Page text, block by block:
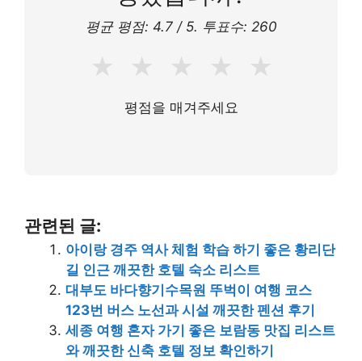
평균 평점: 4.7/ 5. 투표수: 260
★ ★ ★ ★ ★
평점을 매겨주세요
관련된 글:
아이랑 경주 역사 체험 학습 하기 좋은 황리단
길 인근 깨끗한 호텔 숙소 리스트
대부도 바다향기수목원 뚜벅이 여행 코스
123번 버스 노선과 시설 깨끗한 펜션 후기
세종 여행 혼자 가기 좋은 보람동 맛집 리스트
와 깨끗한 신축 호텔 정보 확인하기